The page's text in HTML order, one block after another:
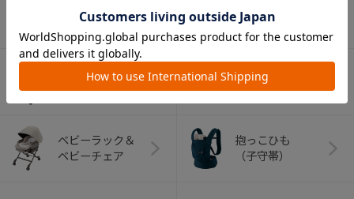
（コンビ）
ベビーカー チャイルドシート
ベビーラック＆
ベビーチェア
抱っこひも
（子守帯）